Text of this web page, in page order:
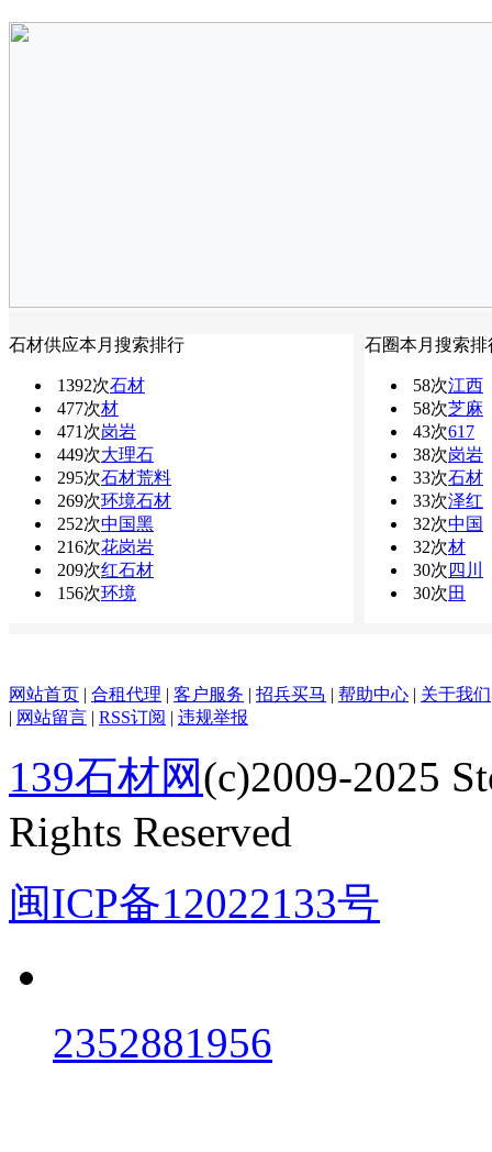
石材供应本月搜索排行
1392次石材
477次材
471次岗岩
449次大理石
295次石材荒料
269次环境石材
252次中国黑
216次花岗岩
209次红石材
156次环境
石圈本月搜索排
58次江西
58次芝麻
43次617
38次岗岩
33次石材
33次泽红
32次中国
32次材
30次 四川
30次田
网站首页 | 合租代理 | 客户服务 | 招兵买马 | 帮助中心 | 关于我们
| 网站留言 | RSS订阅 | 违规举报
139石材网(c)2009-2025
Rights Reserved
闽ICP备12022133号
2352881956